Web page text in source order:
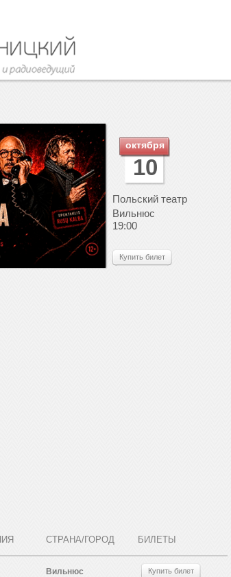
октября
10
Польский театр
Вильнюс
19:00
Купить билет
СТРАНА/ГОРОД БИЛЕТЫ
Вильнюс Купить билет